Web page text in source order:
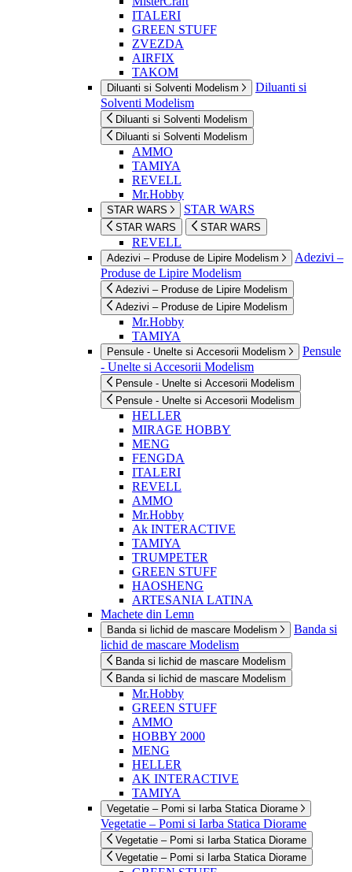
ITALERI
GREEN STUFF
ZVEZDA
AIRFIX
TAKOM
Diluanti si Solventi Modelism
Diluanti si
Solventi Modelism
Diluanti si Solventi Modelism
Diluanti si Solventi Modelism
AMMO
TAMIYA
REVELL
Mr.Hobby
STAR WARS STAR WARS
STAR WARS STAR WARS
REVELL
Adezivi – Produse de Lipire Modelism
Adezivi –
Produse de Lipire Modelism
Adezivi – Produse de Lipire Modelism
Adezivi – Produse de Lipire Modelism
Mr.Hobby
TAMIYA
Pensule - Unelte si Accesorii Modelism
Pensule
- Unelte si Accesorii Modelism
Pensule - Unelte si Accesorii Modelism
Pensule - Unelte si Accesorii Modelism
HELLER
MIRAGE HOBBY
MENG
FENGDA
ITALERI
REVELL
AMMO
Mr.Hobby
Ak INTERACTIVE
TAMIYA
TRUMPETER
GREEN STUFF
HAOSHENG
ARTESANIA LATINA
Machete din Lemn
Banda si lichid de mascare Modelism
Banda si
lichid de mascare Modelism
Banda si lichid de mascare Modelism
Banda si lichid de mascare Modelism
Mr.Hobby
GREEN STUFF
AMMO
HOBBY 2000
MENG
HELLER
AK INTERACTIVE
TAMIYA
Vegetatie – Pomi si Iarba Statica Diorame
Vegetatie – Pomi si Iarba Statica Diorame
Vegetatie – Pomi si Iarba Statica Diorame
Vegetatie – Pomi si Iarba Statica Diorame